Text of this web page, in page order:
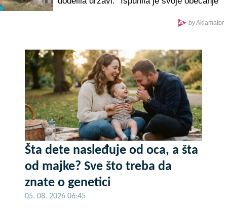
by Aklamator
Šta dete nasleđuje od oca, a šta
od majke? Sve što treba da
znate o genetici
05. 08. 2026 06:45